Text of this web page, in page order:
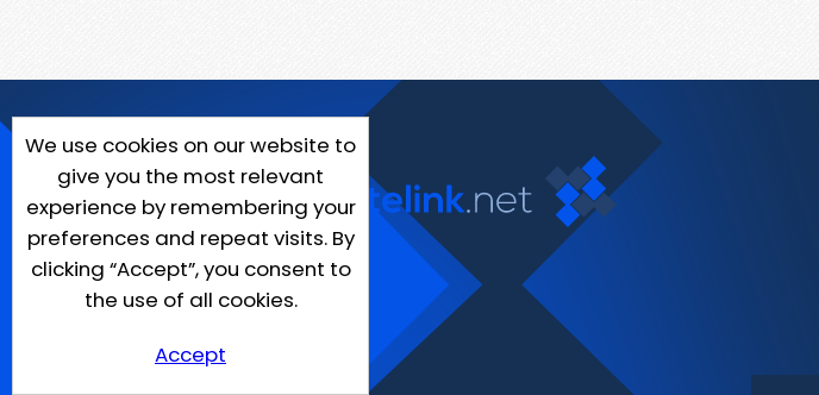
We use cookies on our website to
give you the most relevant
experience by remembering your
preferences and repeat visits. By
clicking “Accept”, you consent to
the use of all cookies.
Accept